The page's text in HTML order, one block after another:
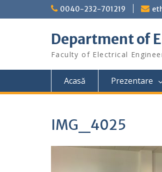
0040-232-701219
Department of
Faculty of Electrical
Acasă Prezentare
IMG_4025